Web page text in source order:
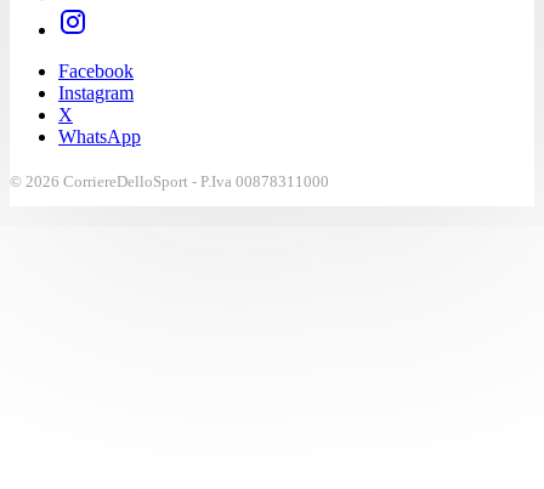
Facebook
Instagram
X
WhatsApp
© 2026 CorriereDelloSport - P.Iva 00878311000